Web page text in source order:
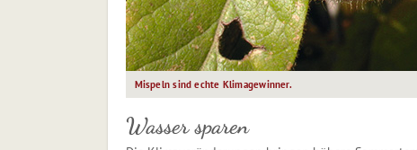
Mispeln sind echte Klimagewinner.
Wasser sparen